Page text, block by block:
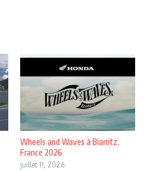
Wheels and Waves à Biarritz,
France 2026
juillet 11, 2026